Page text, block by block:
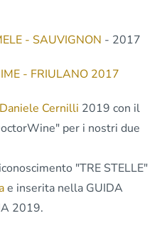
by
Cernilli
Doppio
Riconoscimento:
nostro
RONCO
DELLE
- SAUVIGNON - 2017
- FRIULANO 2017
Daniele Cernilli 2019 con il
per i nostri due
"TRE STELLE"
e inserita nella GUIDA
2019.